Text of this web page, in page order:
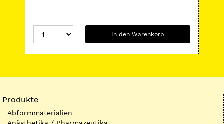
In den Warenkorb
Produkte
Abformmaterialien